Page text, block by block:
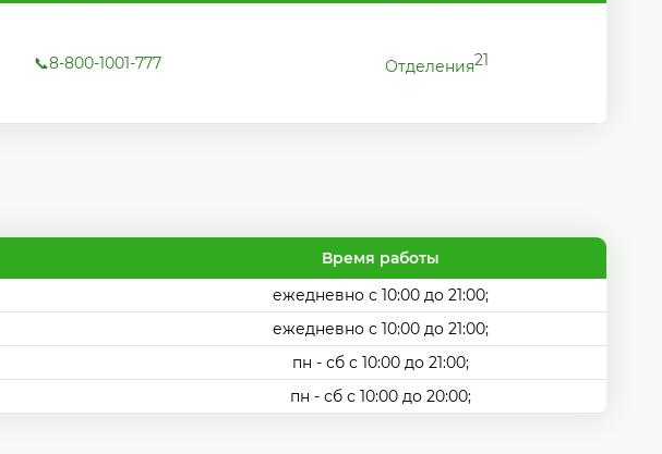
📞8-800-1001-777 Отделения21
Время работы
ежедневно с 10:00 до 21:00;
ежедневно с 10:00 до 21:00;
пн - сб с 10:00 до 21:00;
пн - сб с 10:00 до 20:00;